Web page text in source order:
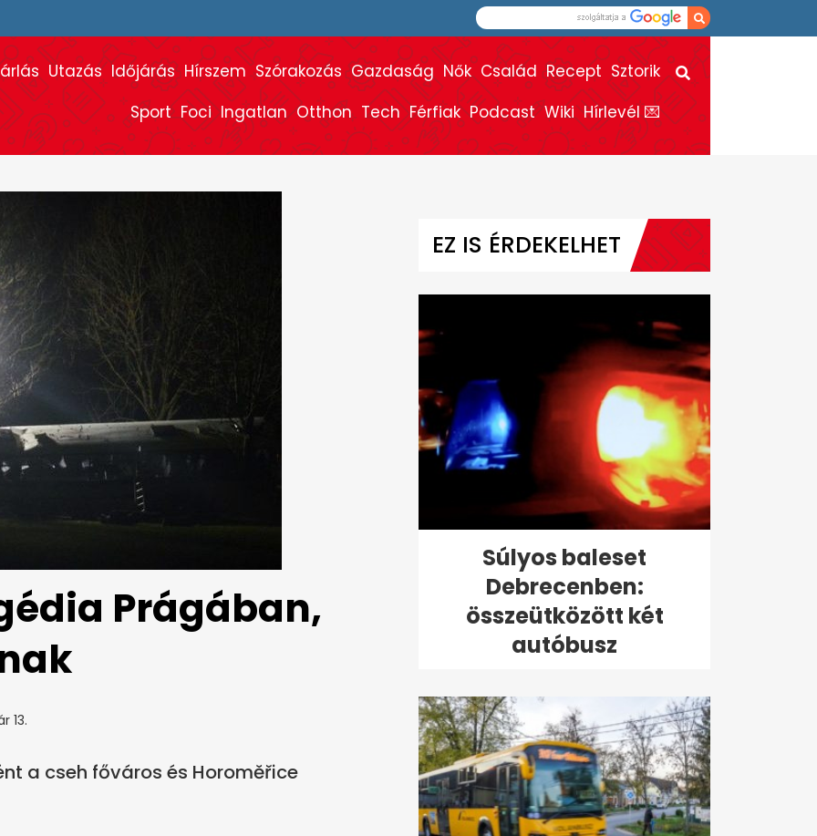
Utazás Időjárás Hírszem Szórakozás Gazdaság Nők Család Recept Sztorik
Sport Foci Ingatlan Otthon Tech Férfiak Podcast Wiki Hírlevél 💌
Prágában,
13.
a cseh főváros és Horoměřice
EZ IS ÉRDEKELHET
Súlyos baleset
Debrecenben:
összeütközött két
autóbusz